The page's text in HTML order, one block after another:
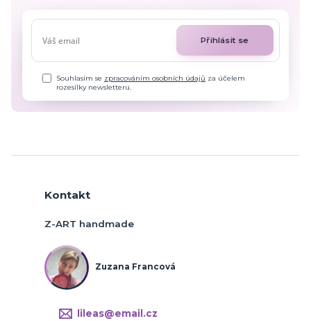
Přihlásit se
Souhlasím se zpracováním osobních údajů za účelem
rozesílky newsletteru.
Kontakt
Z-ART handmade
Zuzana Francová
lileas@email.cz